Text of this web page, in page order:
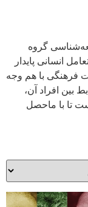
گروه
انسانی پایدار
فرهنگی با هم وجه
بین افراد آن،
تا با ماحصل